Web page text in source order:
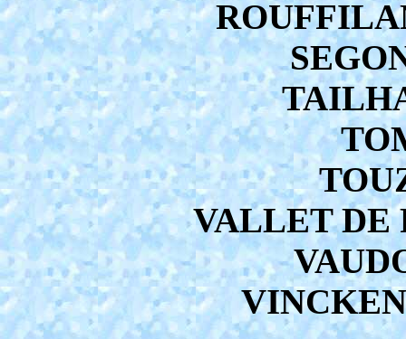
VALLET DE